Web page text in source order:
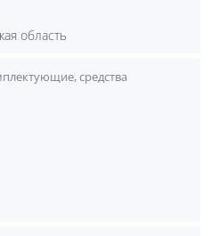
область
средства